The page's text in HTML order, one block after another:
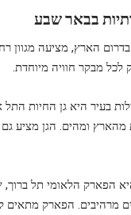
הארץ, מציעה מגוון
לכל מבקר חוויה מיוחדת.
בעיר היא גן החיות התל
מהארץ ומהים. הגן מציע גם
הפארק הלאומי תל ברוך,
מרהיבים. הפארק מתאים